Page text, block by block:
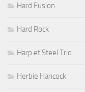
Hard Fusion
Hard Rock
Harp et Steel Trio
Herbie Hancock